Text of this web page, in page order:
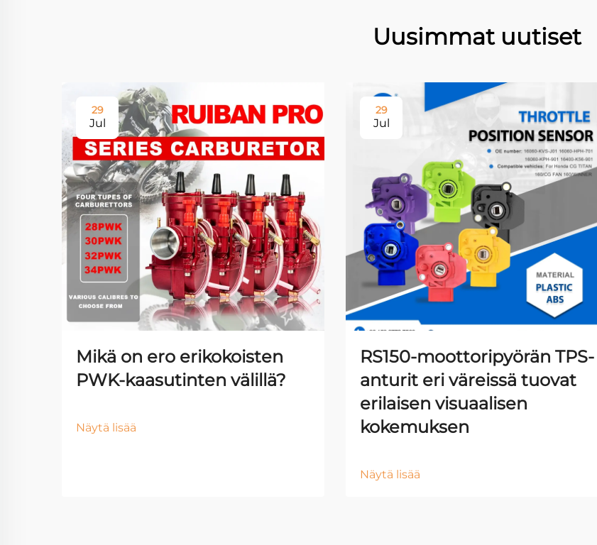
Uusimmat uutiset
29
Jul
Mikä on ero erikokoisten
PWK-kaasutinten välillä?
Näytä lisää
29
Jul
RS150-moottoripyörän TPS-
anturit eri väreissä tuovat
erilaisen visuaalisen
kokemuksen
Näytä lisää